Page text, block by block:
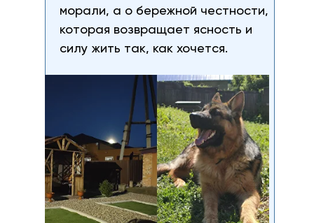
морали, а о бережной честности,
которая возвращает ясность и
силу жить так, как хочется.